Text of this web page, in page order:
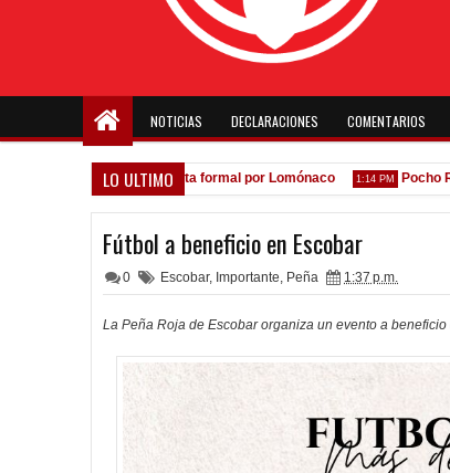
NOTICIAS DECLARACIONES COMENTARIOS
LO ULTIMO
A la espera de la oferta formal por Lomónaco 1:14 PM Pocho
Fútbol a beneficio en Escobar
0 Escobar, Importante, Peña 1:37 p.m.
La Peña Roja de Escobar organiza un evento a